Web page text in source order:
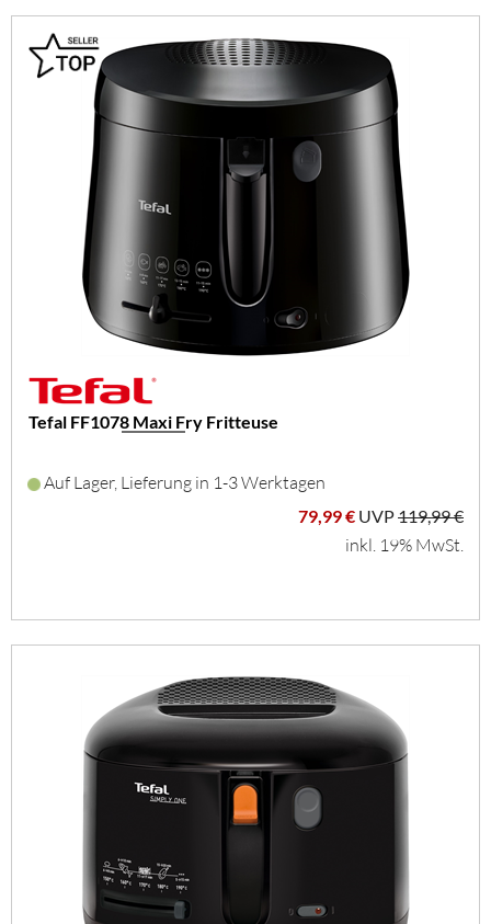
Tefal FF1078 Maxi Fry Fritteuse
Auf Lager, Lieferung in 1-3 Werktagen
79,99 € UVP119,99 €
inkl. 19% MwSt.